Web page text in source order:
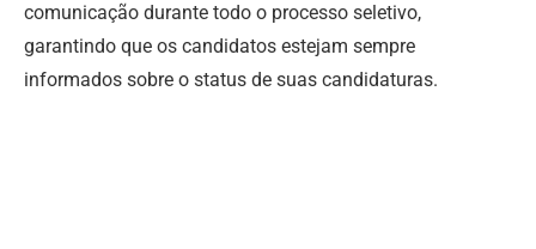
comunicação durante todo o processo seletivo,
garantindo que os candidatos estejam sempre
informados sobre o status de suas candidaturas.